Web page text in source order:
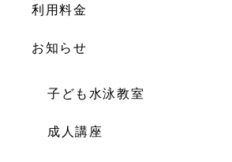
利用料金
お知らせ
子ども水泳教室
成人講座
Warning: Attempt to read property
/home/wordstock/numasupo.com/
content/themes/numaspo/single.php
Warning: Undefined array key 0 in
/home/wordstock/numasupo.com/